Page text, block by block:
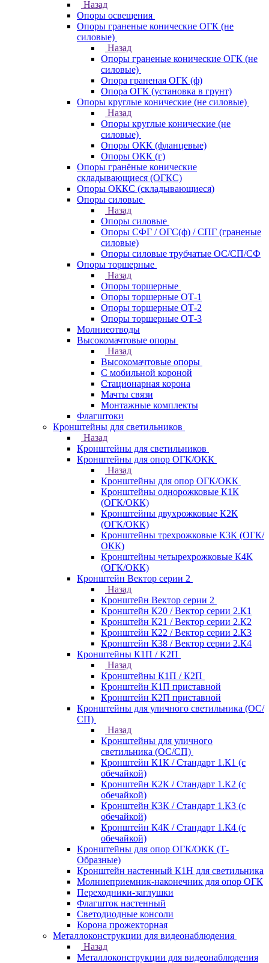
Назад
Опоры освещения
Опоры граненые конические ОГК (не
силовые)
Назад
Опоры граненые конические ОГК (не
силовые)
Опора граненая ОГК (ф)
Опора ОГК (установка в грунт)
Опоры круглые конические (не силовые)
Назад
Опоры круглые конические (не
силовые)
Опоры ОКК (фланцевые)
Опоры ОКК (г)
Опоры гранёные конические
складывающиеся (ОГКС)
Опоры ОККС (складывающиеся)
Опоры силовые
Назад
Опоры силовые
Опоры СФГ / ОГС(ф) / СПГ (граненые
силовые)
Опоры силовые трубчатые ОС/СП/СФ
Опоры торшерные
Назад
Опоры торшерные
Опоры торшерные ОТ-1
Опоры торшерные ОТ-2
Опоры торшерные ОТ-3
Молниеотводы
Высокомачтовые опоры
Назад
Высокомачтовые опоры
С мобильной короной
Стационарная корона
Мачты связи
Монтажные комплекты
Флагштоки
Кронштейны для светильников
Назад
Кронштейны для светильников
Кронштейны для опор ОГК/ОКК
Назад
Кронштейны для опор ОГК/ОКК
Кронштейны однорожковые К1К
(ОГК/ОКК)
Кронштейны двухрожковые К2К
(ОГК/ОКК)
Кронштейны трехрожковые К3К (ОГК/
ОКК)
Кронштейны четырехрожковые К4К
(ОГК/ОКК)
Кронштейн Вектор серии 2
Назад
Кронштейн Вектор серии 2
Кронштейн К20 / Вектор серии 2.К1
Кронштейн К21 / Вектор серии 2.К2
Кронштейн К22 / Вектор серии 2.К3
Кронштейн К38 / Вектор серии 2.К4
Кронштейны К1П / К2П
Назад
Кронштейны К1П / К2П
Кронштейн К1П приставной
Кронштейн К2П приставной
Кронштейны для уличного светильника (ОС/
СП)
Назад
Кронштейны для уличного
светильника (ОС/СП)
Кронштейн К1К / Стандарт 1.К1 (с
обечайкой)
Кронштейн К2К / Стандарт 1.К2 (с
обечайкой)
Кронштейн К3К / Стандарт 1.К3 (с
обечайкой)
Кронштейн К4К / Стандарт 1.К4 (с
обечайкой)
Кронштейны для опор ОГК/ОКК (Т-
Образные)
Кронштейн настенный К1Н для светильника
Молниеприемник-наконечник для опор ОГК
Переходники-заглушки
Флагшток настенный
Светодиодные консоли
Корона прожекторная
Металлоконструкции для видеонаблюдения
Назад
Металлоконструкции для видеонаблюдения